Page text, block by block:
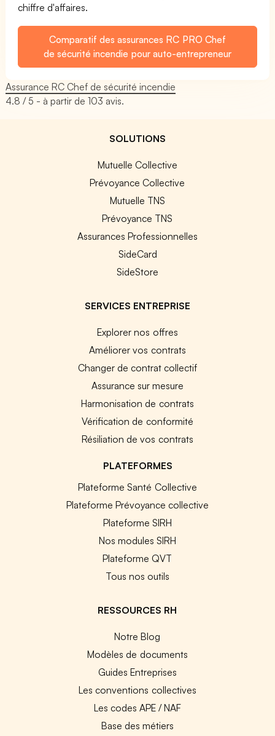
chiffre d'affaires.
Comparatif des assurances RC PRO Chef
de sécurité incendie pour auto-entrepreneur
Assurance RC Chef de sécurité incendie
4.8 / 5 - à partir de103 avis.
SOLUTIONS
Mutuelle Collective
Prévoyance Collective
Mutuelle TNS
Prévoyance TNS
Assurances Professionnelles
SideCard
SideStore
SERVICES ENTREPRISE
Explorer nos offres
Améliorer vos contrats
Changer de contrat collectif
Assurance sur mesure
Harmonisation de contrats
Vérification de conformité
Résiliation de vos contrats
PLATEFORMES
Plateforme Santé Collective
Plateforme Prévoyance collective
Plateforme SIRH
Nos modules SIRH
Plateforme QVT
Tous nos outils
RESSOURCES RH
Notre Blog
Modèles de documents
Guides Entreprises
Les conventions collectives
Les codes APE / NAF
Base des métiers